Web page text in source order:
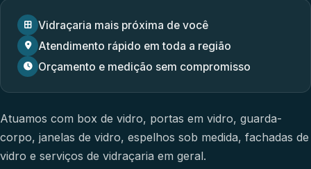
Vidraçaria mais próxima de você
Atendimento rápido em toda a região
Orçamento e medição sem compromisso
Atuamos com box de vidro, portas em vidro, guarda-
corpo, janelas de vidro, espelhos sob medida, fachadas de
vidro e serviços de vidraçaria em geral.